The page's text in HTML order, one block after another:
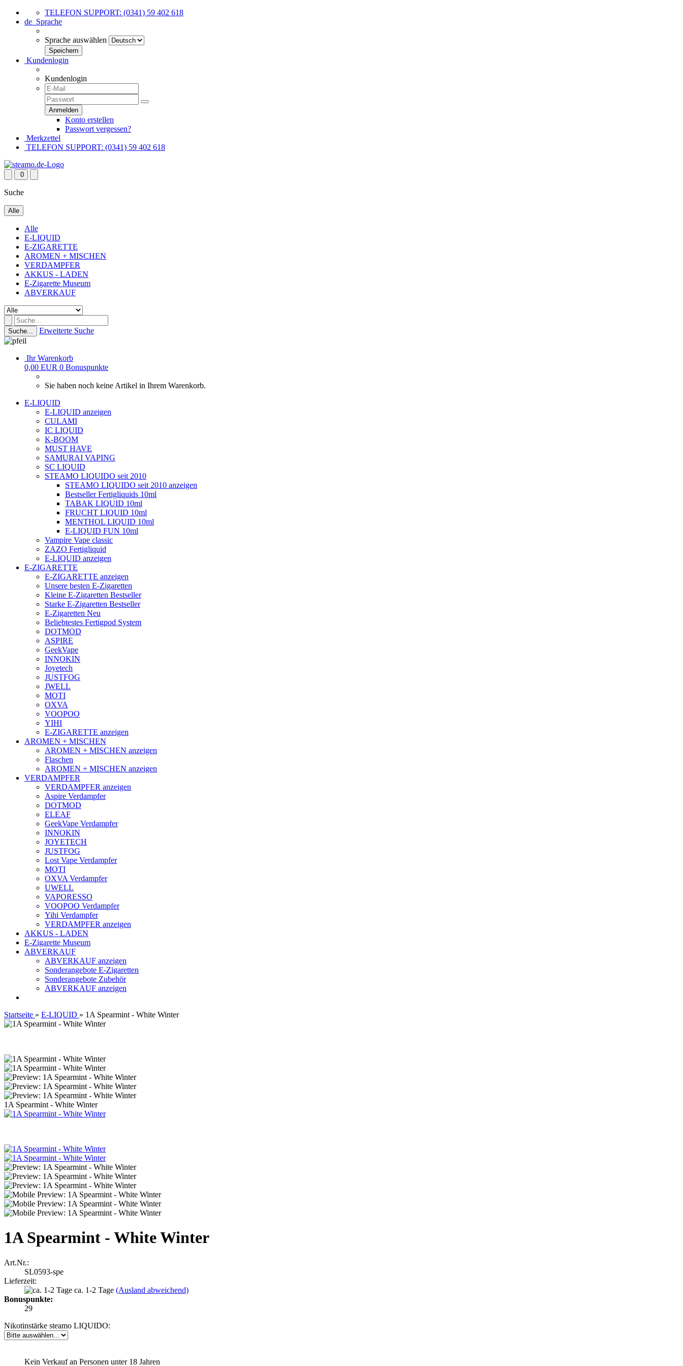
TELEFON SUPPORT: (0341) 59 402 618
de Sprache
Sprache auswählen
Kundenlogin
Kundenlogin
Konto erstellen
Passwort vergessen?
Merkzettel
TELEFON SUPPORT: (0341) 59 402 618
0
Suche
Alle
Alle
E-LIQUID
E-ZIGARETTE
AROMEN + MISCHEN
VERDAMPFER
AKKUS - LADEN
E-Zigarette Museum
ABVERKAUF
Suche... Erweiterte Suche
Ihr Warenkorb
0,00 EUR 0 Bonuspunkte
Sie haben noch keine Artikel in Ihrem Warenkorb.
E-LIQUID
E-LIQUID anzeigen
CULAMI
IC LIQUID
K-BOOM
MUST HAVE
SAMURAI VAPING
SC LIQUID
STEAMO LIQUIDO seit 2010
STEAMO LIQUIDO seit 2010 anzeigen
Bestseller Fertigliquids 10ml
TABAK LIQUID 10ml
FRUCHT LIQUID 10ml
MENTHOL LIQUID 10ml
E-LIQUID FUN 10ml
Vampire Vape classic
ZAZO Fertigliquid
E-LIQUID anzeigen
E-ZIGARETTE
E-ZIGARETTE anzeigen
Unsere besten E-Zigaretten
Kleine E-Zigaretten Bestseller
Starke E-Zigaretten Bestseller
E-Zigaretten Neu
Beliebtestes Fertigpod System
DOTMOD
ASPIRE
GeekVape
INNOKIN
Joyetech
JUSTFOG
JWELL
MOTI
OXVA
VOOPOO
YIHI
E-ZIGARETTE anzeigen
AROMEN + MISCHEN
AROMEN + MISCHEN anzeigen
Flaschen
AROMEN + MISCHEN anzeigen
VERDAMPFER
VERDAMPFER anzeigen
Aspire Verdampfer
DOTMOD
ELEAF
GeekVape Verdampfer
INNOKIN
JOYETECH
JUSTFOG
Lost Vape Verdampfer
MOTI
OXVA Verdampfer
UWELL
VAPORESSO
VOOPOO Verdampfer
Yihi Verdampfer
VERDAMPFER anzeigen
AKKUS - LADEN
E-Zigarette Museum
ABVERKAUF
ABVERKAUF anzeigen
Sonderangebote E-Zigaretten
Sonderangebote Zubehör
ABVERKAUF anzeigen
Startseite » E-LIQUID » 1A Spearmint - White Winter
1A Spearmint - White Winter
1A Spearmint - White Winter
Art.Nr.:
SL0593-spe
Lieferzeit:
ca. 1-2 Tage (Ausland abweichend)
Bonuspunkte:
29
Nikotinstärke steamo LIQUIDO:
Kein Verkauf an Personen unter 18 Jahren